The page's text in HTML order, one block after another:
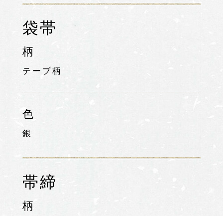
袋帯
柄
テープ柄
色
銀
帯締
柄